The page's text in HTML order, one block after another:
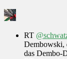
RT
Dembowski,
das Dembo-